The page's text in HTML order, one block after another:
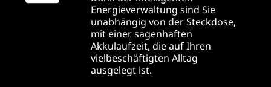
Energieverwaltung sind Sie
unabhängig von der Steckdose,
mit einer sagenhaften
Akkulaufzeit, die auf Ihren
vielbeschäftigten Alltag
ausgelegt ist.